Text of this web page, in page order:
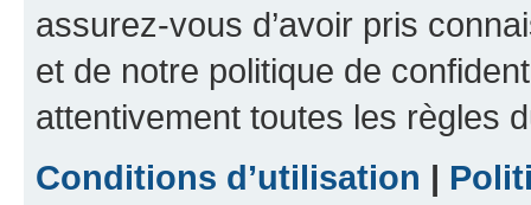
assurez-vous d’avoir pris
et de notre politique de
attentivement toutes les règles
Conditions d’utilisation |